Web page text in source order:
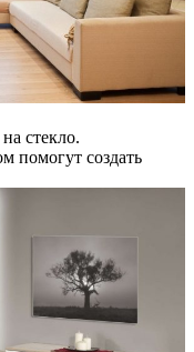
стекло.
помогут создать